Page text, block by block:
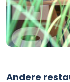
Andere